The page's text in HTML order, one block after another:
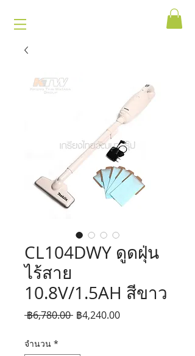
CL104DWY ดูดฝุ่น
ไร้สาย
10.8V/1.5AH สีขาว
฿6,780.00 ราคา
฿4,240.00ราคา
จำนวน *